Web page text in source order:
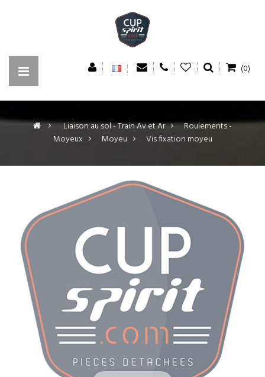
(0)
> Liaison au sol - Train Av et Ar >
Roulements -
Moyeux > Moyeu > Vis fixation moyeu